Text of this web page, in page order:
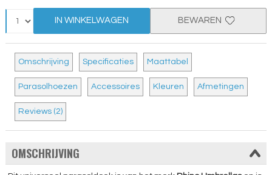
IN WINKELWAGEN BEWAREN
Omschrijving Specificaties Maattabel
Parasolhoezen Accessoires Kleuren Afmetingen
Reviews (2)
OMSCHRIJVING